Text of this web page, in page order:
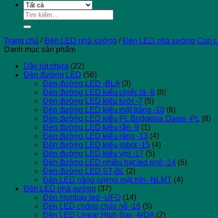
Tìm
kiếm:
Trang chủ / Đèn LED nhà xưởng / Đèn LED nhà xưởng Cao
Danh mục sản phẩm
Dây rút nhựa (22)
Đèn đường LED (56)
Đèn đường LED -BLA (3)
Đèn đường LED kiểu chiếc lá -8 (8)
Đèn đường LED kiểu lưới -7 (5)
Đèn đường LED kiểu mặt trăng -10 (6)
Đèn đường LED kiểu PL Bridgelux Daxin -PL (8)
Đèn đường LED kiểu rắn -9 (1)
Đèn đường LED kiểu răng -13 (4)
Đèn đường LED kiểu robot -15 (4)
Đèn đường LED kiểu vợt -17 (5)
Đèn đường LED nhiều hạt led nhỏ -14 (6)
Đèn đường LED ST-BL (2)
Đèn LED năng lượng mặt trời -NLMT (4)
Đèn LED nhà xưởng (37)
Đèn highbay led -UFO (14)
Đèn LED chống cháy nổ -16 (5)
Đèn LED Linear High Bay -MDA (2)